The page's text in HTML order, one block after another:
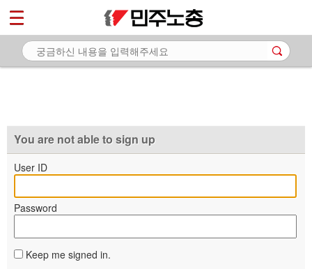
You are not able to sign up
User ID
Password
Keep me signed in.
마이페이지
소개
자료
부설기관